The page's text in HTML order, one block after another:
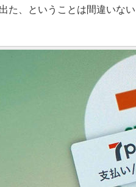
た、ということは間違いな